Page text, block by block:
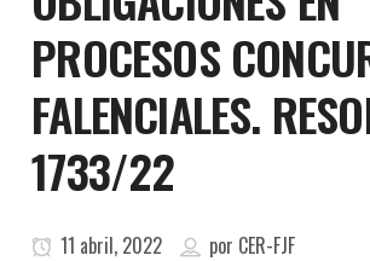
PROCESOS
FALENCIALES.
1733/22
11 abril, 2022 por CER-FJF